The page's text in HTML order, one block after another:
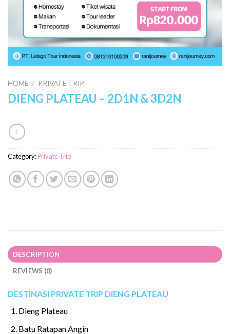
HOME / PRIVATE TRIP
DIENG PLATEAU – 2D1N & 3D2N
Category:Private Trip
DESCRIPTION
REVIEWS (0)
DESTINASI PRIVATE TRIP DIENG PLATEAU
Dieng Plateau
Batu Ratapan Angin